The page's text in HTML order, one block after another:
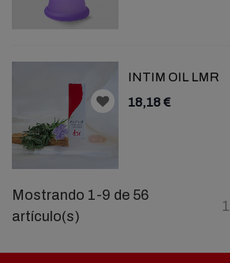
INTIM OIL LMR
18,18 €
Mostrando 1-9 de 56
artículo(s)
1